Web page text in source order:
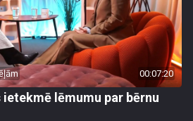
00:07:20
lēmumu par bērnu